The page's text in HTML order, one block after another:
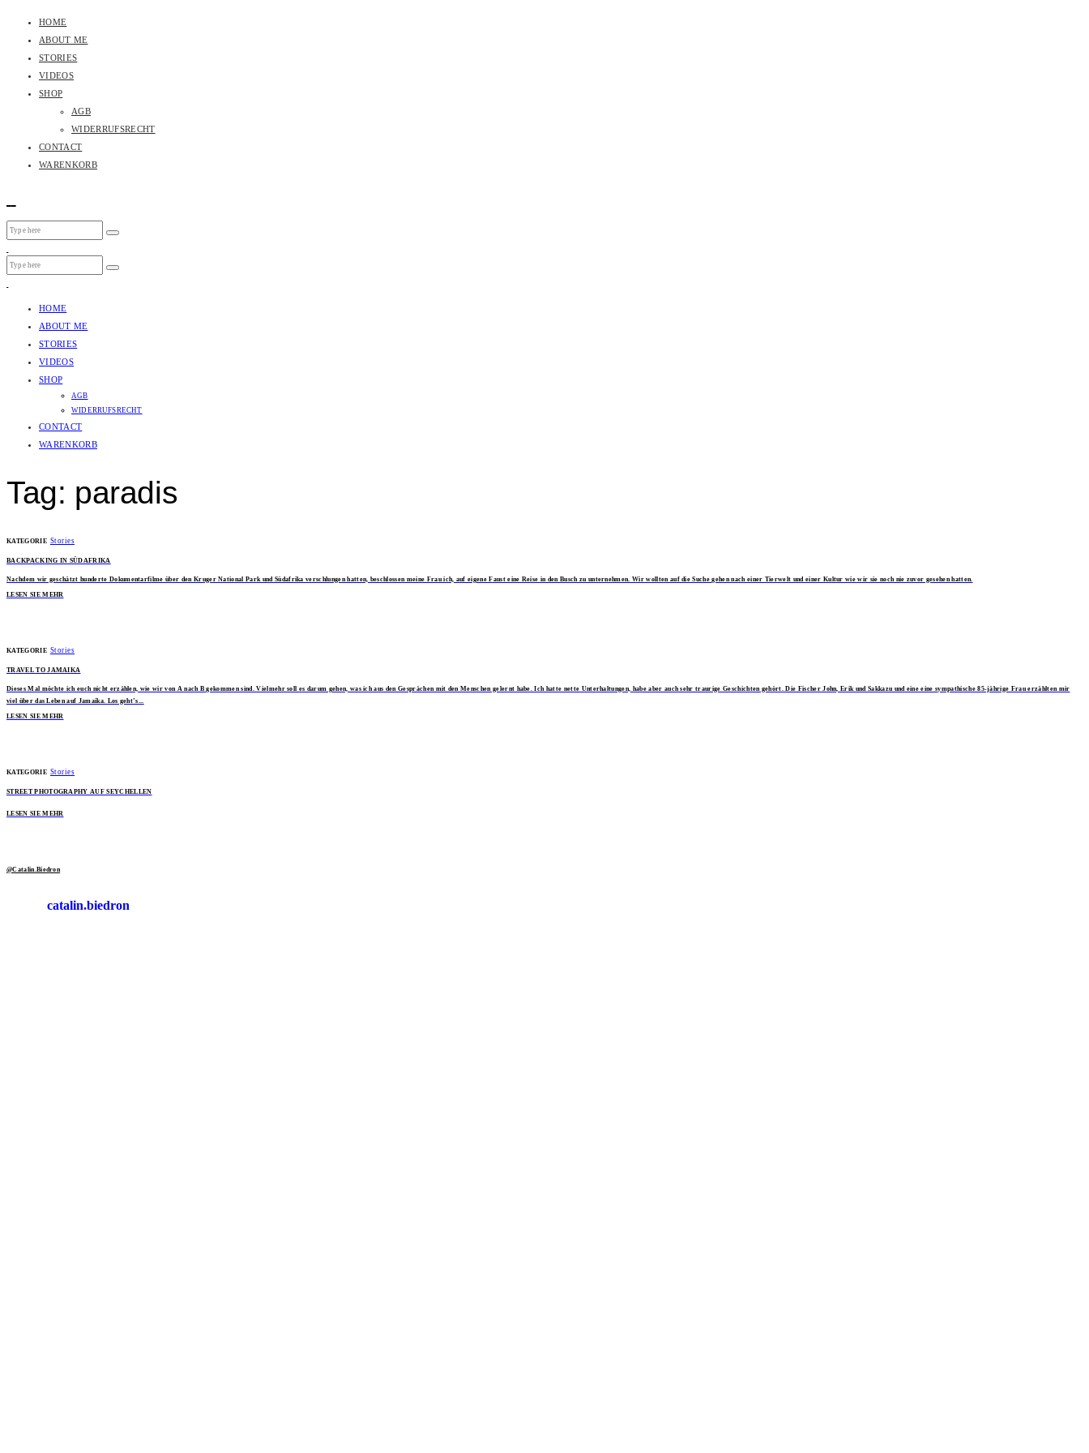
HOME
ABOUT ME
STORIES
VIDEOS
SHOP
AGB
WIDERRUFSRECHT
CONTACT
WARENKORB
HOME
ABOUT ME
STORIES
VIDEOS
SHOP
AGB
WIDERRUFSRECHT
CONTACT
WARENKORB
Tag: paradis
KATEGORIE Stories
BACKPACKING IN SÜDAFRIKA
Nachdem wir geschätzt hunderte Dokumentarfilme über den Kruger National Park und Südafrika verschlungen hatten, beschlossen meine Frau ich, auf eigene Faust eine Reise in den Busch zu unternehmen. Wir wollten auf die Suche gehen nach einer Tierwelt und einer Kultur wie wir sie noch nie zuvor gesehen hatten.
LESEN SIE MEHR
KATEGORIE Stories
TRAVEL TO JAMAIKA
Dieses Mal möchte ich euch nicht erzählen, wie wir von A nach B gekommen sind. Vielmehr soll es darum gehen, was ich aus den Gesprächen mit den Menschen gelernt habe. Ich hatte nette Unterhaltungen, habe aber auch sehr traurige Geschichten gehört. Die Fischer John, Erik und Sakkazu und eine eine sympathische 85-jährige Frau erzählten mir
viel über das Leben auf Jamaika. Los geht’s...
LESEN SIE MEHR
KATEGORIE Stories
STREET PHOTOGRAPHY AUF SEYCHELLEN
LESEN SIE MEHR
@Catalin.Biedron
catalin.biedron